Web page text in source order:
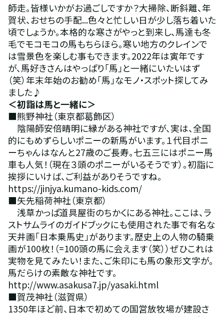
師走。皆様いかがお過ごしですか？大掃除、断斜離、年
賀状、おせちの手配...色々と忙しい日が少し落ち着いた
頃でしょうか。本格的な寒さがやっと到来し、馬達も冬
毛でモコモコの馬もちらほら。寒い地方のクレインで
は雪景色を楽しむ事もできます。2022年は寅年です
が、馬好きさんはやっぱり「馬」と一緒にいたいはず
（笑）年末年始のお勧め「馬」なモノ・スポット探してみ
ました♪
＜初詣は馬と一緒に＞
■熊野神社（東京都葛飾区）
陰陽師安倍晴明に縁がある神社ですが、実は、全国
的にもめずらしいポニーの新馬がいます。１代目ポニ
ーちゃんはなんと27歳のご長寿。七五三にはポニー馬
車も人気！（現在３頭のポニーがいるそうです）。初詣に
挨拶にいけば、ご利益がありそうですね。
https://jinjya.kumano-kids.com/
■矢先稲荷神社（東京都）
浅草かっぱ道具屋街のちかくにある神社。ここは、ラ
ストサムライのガイドブックにも使用された事で有名な
天井画「日本乗馬史」があります。歴史上の人物の騎乗
画が100枚！（=100頭の馬に会えます（笑））ぜひこれは
実物を見てみたい！また、ご朱印にも馬の象形文字が。
馬だらけの素敵な神社です。
http://www.asakusa7.jp/yasaki.html
■賀茂神社（滋賀県）
1350年ほど前、日本で初めての国営放牧場が建設さ